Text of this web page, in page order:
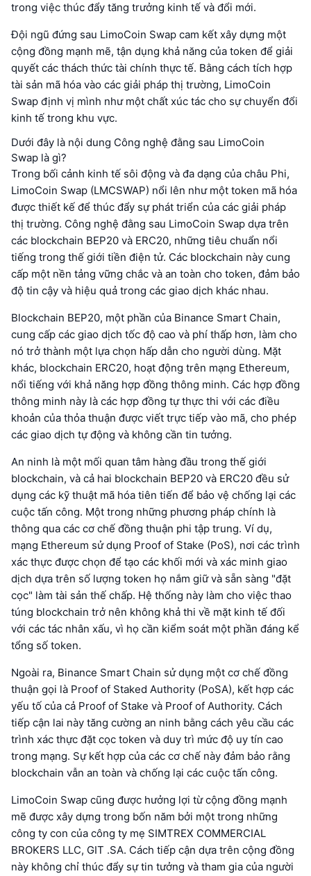
trong việc thúc đẩy tăng trưởng kinh tế và đổi mới.
Đội ngũ đứng sau LimoCoin Swap cam kết xây dựng một
cộng đồng mạnh mẽ, tận dụng khả năng của token để giải
quyết các thách thức tài chính thực tế. Bằng cách tích hợp
tài sản mã hóa vào các giải pháp thị trường, LimoCoin
Swap định vị mình như một chất xúc tác cho sự chuyển đổi
kinh tế trong khu vực.
Dưới đây là nội dung Công nghệ đằng sau LimoCoin
Swap là gì?
Trong bối cảnh kinh tế sôi động và đa dạng của châu Phi,
LimoCoin Swap (LMCSWAP) nổi lên như một token mã hóa
được thiết kế để thúc đẩy sự phát triển của các giải pháp
thị trường. Công nghệ đằng sau LimoCoin Swap dựa trên
các blockchain BEP20 và ERC20, những tiêu chuẩn nổi
tiếng trong thế giới tiền điện tử. Các blockchain này cung
cấp một nền tảng vững chắc và an toàn cho token, đảm bảo
độ tin cậy và hiệu quả trong các giao dịch khác nhau.
Blockchain BEP20, một phần của Binance Smart Chain,
cung cấp các giao dịch tốc độ cao và phí thấp hơn, làm cho
nó trở thành một lựa chọn hấp dẫn cho người dùng. Mặt
khác, blockchain ERC20, hoạt động trên mạng Ethereum,
nổi tiếng với khả năng hợp đồng thông minh. Các hợp đồng
thông minh này là các hợp đồng tự thực thi với các điều
khoản của thỏa thuận được viết trực tiếp vào mã, cho phép
các giao dịch tự động và không cần tin tưởng.
An ninh là một mối quan tâm hàng đầu trong thế giới
blockchain, và cả hai blockchain BEP20 và ERC20 đều sử
dụng các kỹ thuật mã hóa tiên tiến để bảo vệ chống lại các
cuộc tấn công. Một trong những phương pháp chính là
thông qua các cơ chế đồng thuận phi tập trung. Ví dụ,
mạng Ethereum sử dụng Proof of Stake (PoS), nơi các trình
xác thực được chọn để tạo các khối mới và xác minh giao
dịch dựa trên số lượng token họ nắm giữ và sẵn sàng "đặt
cọc" làm tài sản thế chấp. Hệ thống này làm cho việc thao
túng blockchain trở nên không khả thi về mặt kinh tế đối
với các tác nhân xấu, vì họ cần kiểm soát một phần đáng kể
tổng số token.
Ngoài ra, Binance Smart Chain sử dụng một cơ chế đồng
thuận gọi là Proof of Staked Authority (PoSA), kết hợp các
yếu tố của cả Proof of Stake và Proof of Authority. Cách
tiếp cận lai này tăng cường an ninh bằng cách yêu cầu các
trình xác thực đặt cọc token và duy trì mức độ uy tín cao
trong mạng. Sự kết hợp của các cơ chế này đảm bảo rằng
blockchain vẫn an toàn và chống lại các cuộc tấn công.
LimoCoin Swap cũng được hưởng lợi từ cộng đồng mạnh
mẽ được xây dựng trong bốn năm bởi một trong những
công ty con của công ty mẹ SIMTREX COMMERCIAL
BROKERS LLC, GIT .SA. Cách tiếp cận dựa trên cộng đồng
này không chỉ thúc đẩy sự tin tưởng và tham gia của người